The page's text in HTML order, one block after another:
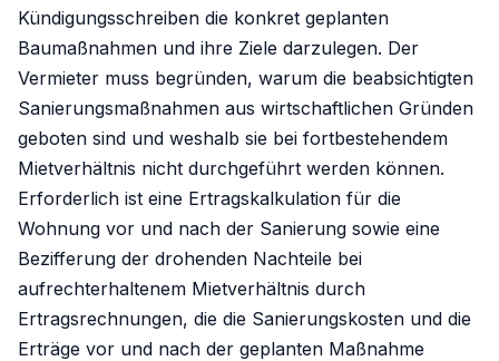
Kündigungsschreiben die konkret geplanten
Baumaßnahmen und ihre Ziele darzulegen. Der
Vermieter muss begründen, warum die beabsichtigten
Sanierungsmaßnahmen aus wirtschaftlichen Gründen
geboten sind und weshalb sie bei fortbestehendem
Mietverhältnis nicht durchgeführt werden können.
Erforderlich ist eine Ertragskalkulation für die
Wohnung vor und nach der Sanierung sowie eine
Bezifferung der drohenden Nachteile bei
aufrechterhaltenem Mietverhältnis durch
Ertragsrechnungen, die die Sanierungskosten und die
Erträge vor und nach der geplanten Maßnahme